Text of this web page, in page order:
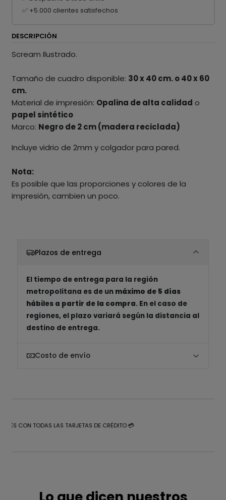
✅ +5.000 clientes satisfechos
DESCRIPCIÓN
Scream Ilustrado.
Tamaño de cuadro disponible: 30 x 40 cm. o 40 x 60
cm.
Material de impresión: Opalina de alta calidad o
papel sintético
Marco: Negro de 2 cm (madera reciclada)
Incluye vidrio de 2mm y colgador para pared.
Nota:
Es posible que las proporciones y colores de la
impresión, cambien un poco.
Plazos de entrega
El tiempo de entrega para la región
metropolitana es de un máximo de 5 días
hábiles a partir de la compra. En el caso de
regiones, el plazo variará según la distancia al
destino de entrega.
Costo de envío
CON TODAS LAS TARJETAS DE CRÉDITO 💳